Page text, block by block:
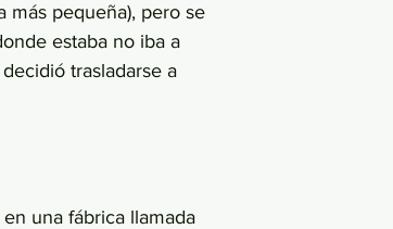
más pequeña), pero se
estaba no iba a
trasladarse a
una fábrica llamada